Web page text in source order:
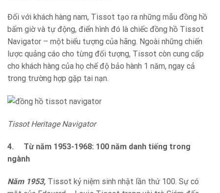
Đối với khách hàng nam, Tissot tạo ra những mẫu đồng hồ
bấm giờ và tự động, điển hình đó là chiếc đồng hồ Tissot
Navigator – một biểu tượng của hãng. Ngoài những chiến
lược quảng cáo cho từng đối tượng, Tissot còn cung cấp
cho khách hàng của họ chế độ bảo hành 1 năm, ngay cả
trong trường hợp gặp tai nạn.
Tissot Heritage Navigator
4. Từ năm 1953-1968: 100 năm danh tiếng trong
ngành
Năm 1953, Tissot kỷ niệm sinh nhật lần thứ 100. Sự có